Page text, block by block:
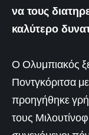
να τους
καλύτερο
Ο Ολυμπιακός
Ποντγκόριτσα
προηγήθηκε
τους